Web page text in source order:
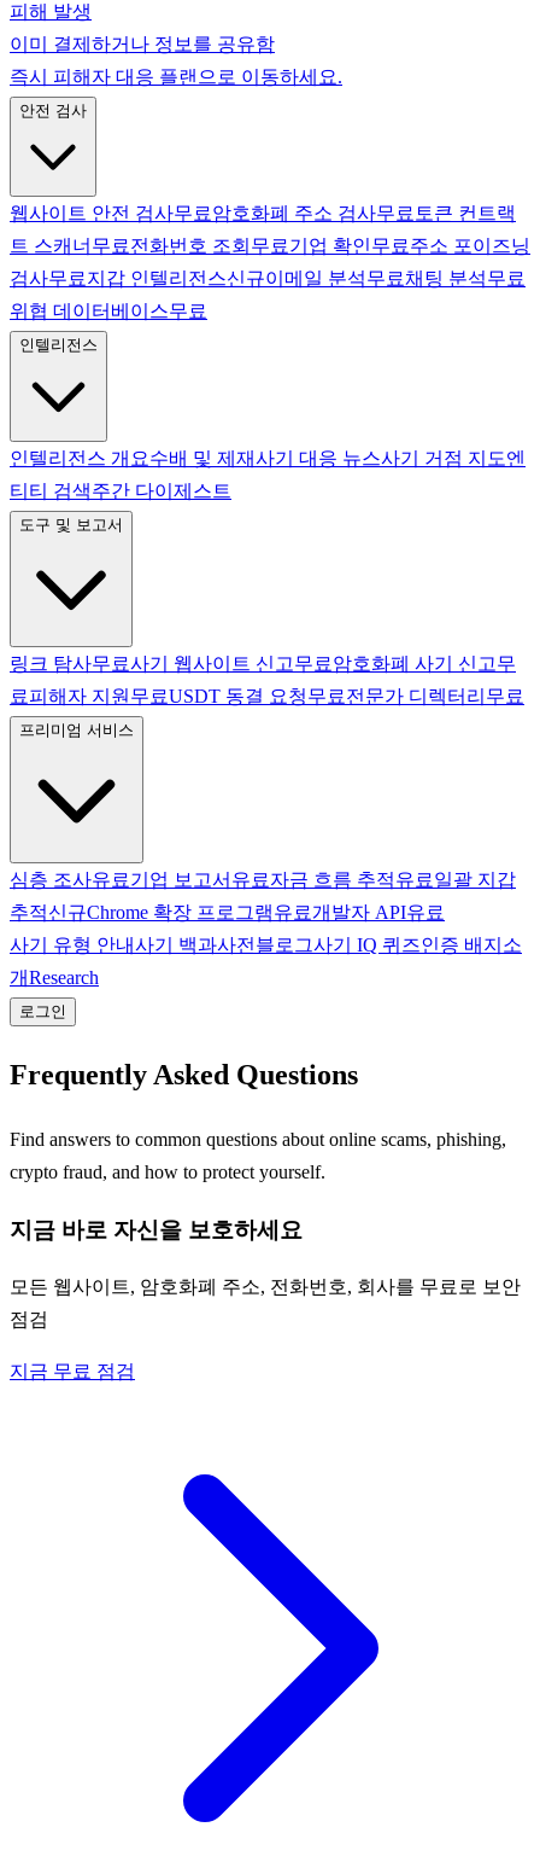
피해 발생
이미 결제하거나 정보를 공유함
즉시 피해자 대응 플랜으로 이동하세요.
안전 검사
웹사이트 안전 검사무료암호화폐 주소 검사무료 토큰 컨트랙
트 스캐너 무료전화번호 조회 무료기업 확인무료주소 포이즈닝
검사무료지갑 인텔리전스신규이메일 분석무료채팅 분석무료
위협 데이터베이스무료
인텔리전스
인텔리전스 개요수배 및 제재사기 대응 뉴스사기 거점 지도엔
티티 검색주간 다이제스트
도구 및 보고서
링크 탐사무료사기 웹사이트 신고무료암호화폐 사기 신고무
료피해자 지원 무료USDT 동결 요청무료전문가 디렉터리 무료
프리미엄 서비스
심층 조사유료기업 보고서 유료자금 흐름 추적유료일괄 지갑
추적신규Chrome 확장 프로그램유료개발자 API유료
사기 유형 안내사기 백과사전 블로그사기 IQ 퀴즈인증 배지 소
개Research
로그인
Frequently Asked Questions
Find answers to common questions about online scams, phishing,
crypto fraud, and how to protect yourself.
지금 바로 자신을 보호하세요
모든 웹사이트, 암호화폐 주소, 전화번호, 회사를 무료로 보안
점검
지금 무료 점검